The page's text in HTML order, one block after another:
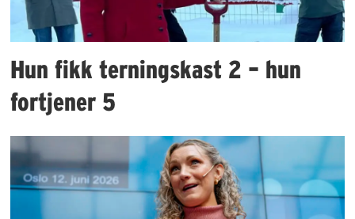
Hun fikk terningskast 2 – hun
fortjener 5